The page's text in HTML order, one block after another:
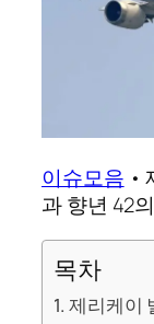
이슈모음 •
과 향년 42
목차
제리케이